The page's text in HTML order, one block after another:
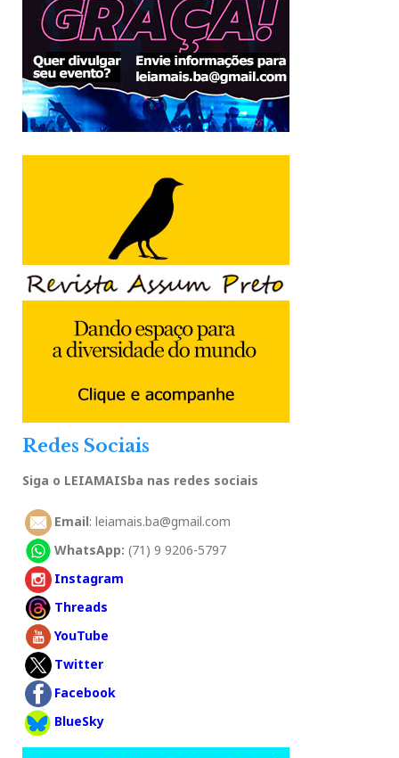
Redes Sociais
Siga o LEIAMAISba nas redes sociais
Email: leiamais.ba@gmail.com
WhatsApp: (71) 9 9206-5797
Instagram
Threads
YouTube
Twitter
Facebook
BlueSky